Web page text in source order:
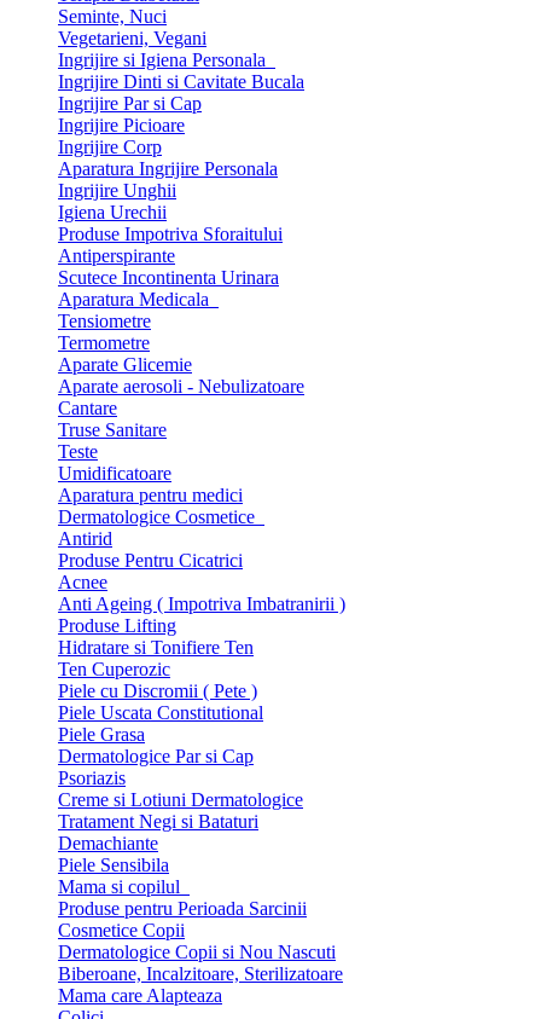
Seminte, Nuci
Vegetarieni, Vegani
Ingrijire si Igiena Personala
Ingrijire Dinti si Cavitate Bucala
Ingrijire Par si Cap
Ingrijire Picioare
Ingrijire Corp
Aparatura Ingrijire Personala
Ingrijire Unghii
Igiena Urechii
Produse Impotriva Sforaitului
Antiperspirante
Scutece Incontinenta Urinara
Aparatura Medicala
Tensiometre
Termometre
Aparate Glicemie
Aparate aerosoli - Nebulizatoare
Cantare
Truse Sanitare
Teste
Umidificatoare
Aparatura pentru medici
Dermatologice Cosmetice
Antirid
Produse Pentru Cicatrici
Acnee
Anti Ageing ( Impotriva Imbatranirii )
Produse Lifting
Hidratare si Tonifiere Ten
Ten Cuperozic
Piele cu Discromii ( Pete )
Piele Uscata Constitutional
Piele Grasa
Dermatologice Par si Cap
Psoriazis
Creme si Lotiuni Dermatologice
Tratament Negi si Bataturi
Demachiante
Piele Sensibila
Mama si copilul
Produse pentru Perioada Sarcinii
Cosmetice Copii
Dermatologice Copii si Nou Nascuti
Biberoane, Incalzitoare, Sterilizatoare
Mama care Alapteaza